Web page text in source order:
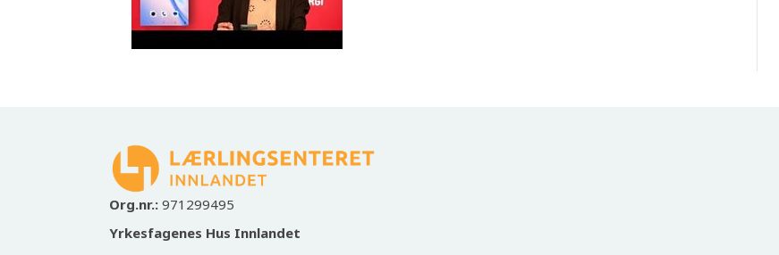
Org.nr.: 971299495
Yrkesfagenes Hus Innlandet